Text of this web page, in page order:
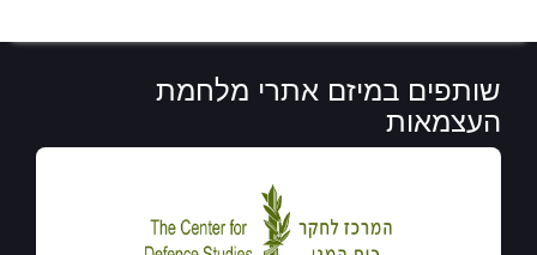
שותפים במיזם אתרי מלחמת
העצמאות